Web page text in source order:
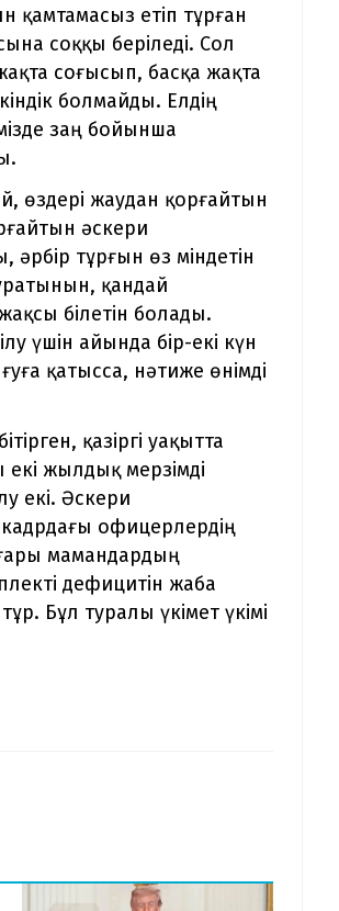
қамтамасыз етіп тұрған
соққы беріледі. Сол
соғысып, басқа жақта
болмайды. Елдің
заң бойынша
өздері жаудан қорғайтын
әскери
тұрғын өз міндетін
қандай
білетін болады.
үшін айында бір-екі күн
қатысса, нәтиже өнімді
қазіргі уақытта
жылдық мерзімді
екі. Әскери
офицерлердің
мамандардың
дефицитін жаба
Бұл туралы үкімет үкімі